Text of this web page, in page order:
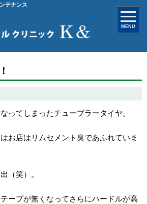
テナンス
MENU
ってしまったチューブラータイヤ。
お店はリムセメント臭であふれていま
（笑）。
ープが無くなってさらにハードルが高